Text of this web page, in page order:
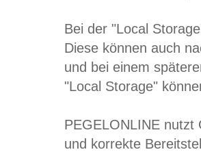
Bei der "Local
Diese können auch
und bei einem
"Local Storage"
PEGELONLINE nutzt
und korrekte